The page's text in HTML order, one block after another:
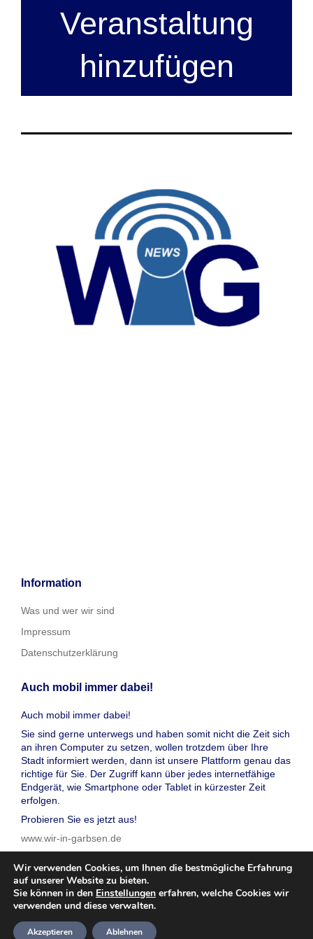
Veranstaltung
hinzufügen
Information
Was und wer wir sind
Impressum
Datenschutzerklärung
Auch mobil immer dabei!
Auch mobil immer dabei!
Sie sind gerne unterwegs und haben somit nicht die Zeit sich
an ihren Computer zu setzen, wollen trotzdem über Ihre
Stadt informiert werden, dann ist unsere Plattform genau das
richtige für Sie. Der Zugriff kann über jedes internetfähige
Endgerät, wie Smartphone oder Tablet in kürzester Zeit
erfolgen.
Probieren Sie es jetzt aus!
www.wir-in-garbsen.de
© 2026 wir in garbsen, Inc. Alle Rechte vorbehalten
Wir verwenden Cookies, um Ihnen die bestmögliche Erfahrung
auf unserer Website zu bieten.
Sie können in den Einstellungen erfahren, welche Cookies wir
verwenden und diese verwalten.
Akzeptieren Ablehnen